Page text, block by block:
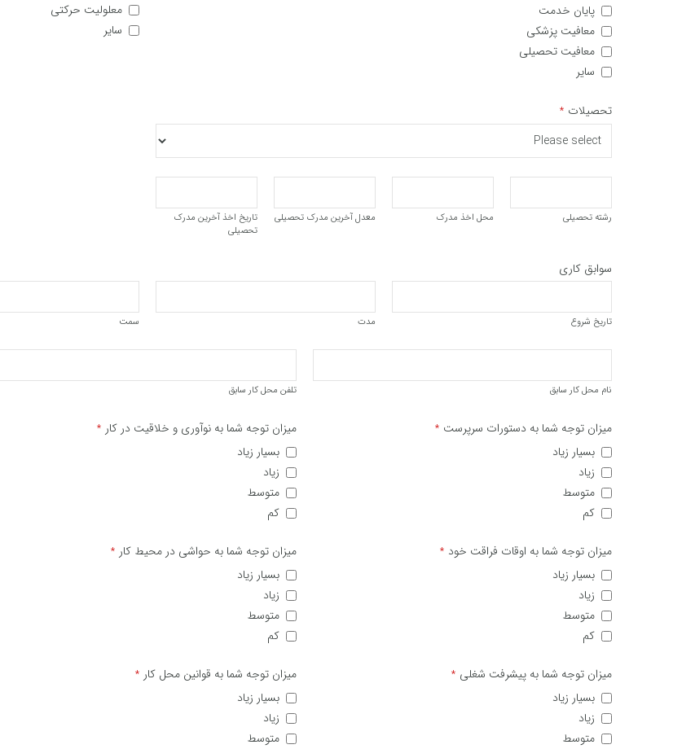
پایان خدمت
معافیت پزشکی
معافیت تحصیلی
سایر
معلولیت حرکتی
سایر
تحصیلات *
رشته تحصیلی محل اخذ مدرک معدل آخرین مدرک تحصیلی
تاریخ اخذ آخرین مدرک
تحصیلی
سوابق کاری
تاریخ شروع مدت سمت
نام محل کار سابق تلفن محل کار سابق
میزان توجه شما به دستورات سرپرست *
بسیار زیاد
زیاد
متوسط
کم
میزان توجه شما به اوقات فراقت خود *
بسیار زیاد
زیاد
متوسط
کم
میزان توجه شما به پیشرفت شغلی *
بسیار زیاد
زیاد
متوسط
میزان توجه شما به نوآوری و خلاقیت در کار *
بسیار زیاد
زیاد
متوسط
کم
میزان توجه شما به حواشی در محیط کار *
بسیار زیاد
زیاد
متوسط
کم
میزان توجه شما به قوانین محل کار *
بسیار زیاد
زیاد
متوسط